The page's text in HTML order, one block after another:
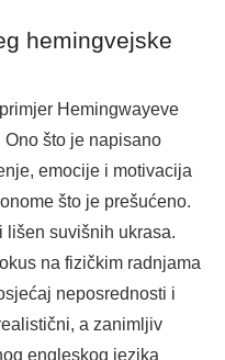
hemingvejske
Hemingwayeve
Ono što je napisano
emocije i motivacija
što je prešućeno.
lišen suvišnih ukrasa.
na fizičkim radnjama
neposrednosti i
a zanimljiv
engleskog jezika